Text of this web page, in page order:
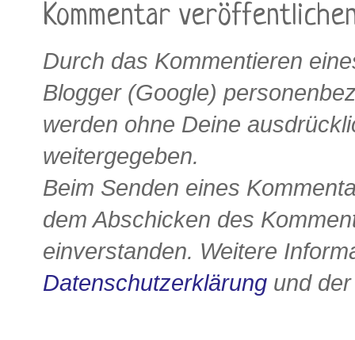
Kommentar
Durch das Kommentieren
Blogger (Google)
werden ohne Deine
weitergegeben.
Beim Senden eines
dem Abschicken des
einverstanden. Weitere
Datenschutzerklärung und